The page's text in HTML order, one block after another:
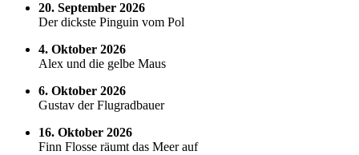
20. September 2026
Der dickste Pinguin vom Pol
4. Oktober 2026
Alex und die gelbe Maus
6. Oktober 2026
Gustav der Flugradbauer
16. Oktober 2026
Finn Flosse räumt das Meer auf